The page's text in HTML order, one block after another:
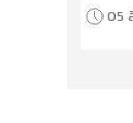
05